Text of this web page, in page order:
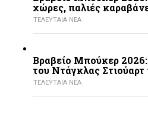
χώρες, παλιές
ΤΕΛΕΥΤΑΙΑ ΝΕΑ
Βραβείο Μπούκερ
του Ντάγκλας
ΤΕΛΕΥΤΑΙΑ ΝΕΑ